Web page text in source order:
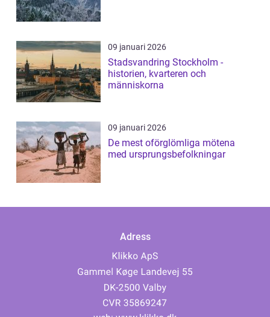
09 januari 2026
Stadsvandring Stockholm -
historien, kvarteren och
människorna
09 januari 2026
De mest oförglömliga mötena
med ursprungsbefolkningar
Adress